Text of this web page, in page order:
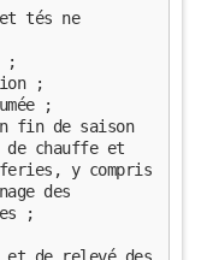
tés ne
;
;
;
fin de saison
de chauffe et
y compris
des
;
de relevé des